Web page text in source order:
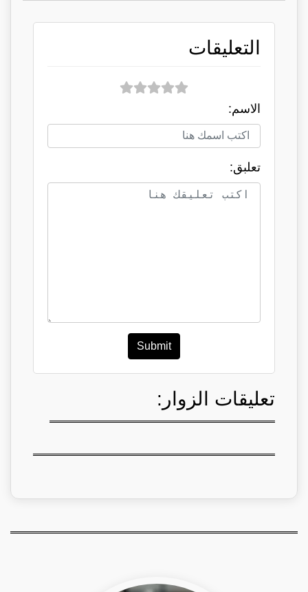
التعليقات
الاسم:
تعلبق:
Submit
تعليقات الزوار: